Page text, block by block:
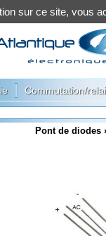
Commutation/
Pont de diodes
sur ce site, vous